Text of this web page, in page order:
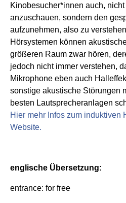
Kinobesucher*innen auch,
anzuschauen, sondern den
aufzunehmen, also zu
Hörsystemen können
größeren Raum zwar hören,
jedoch nicht immer verstehen,
Mikrophone eben auch
sonstige akustische Störungen
besten Lautsprecheranlagen
Hier mehr Infos zum induktiven
Website.
englische Übersetzung:
entrance: for free